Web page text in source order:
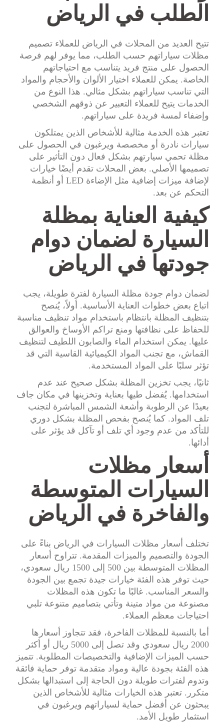
الطلب في الرياض
تتيح العديد من المحلات في الرياض للعملاء تصميم
مظلات سياراتهم حسب الطلب، مما يوفر لهم فرصة
الحصول على منتج فريد يتناسب مع احتياجاتهم
الخاصة. يمكن للعملاء اختيار الألوان والأحجام والمواد
التي تناسب سياراتهم بشكل مثالي. هذا النوع من
الخدمات يتيح للعملاء التعبير عن ذوقهم الشخصي
وإضفاء لمسة فريدة على سياراتهم.
تعتبر هذه الخدمة مثالية للأشخاص الذين يمتلكون
سيارات نادرة أو مخصصة ويرغبون في الحصول على
مظلة تحمي سيارتهم بشكل فعال دون التأثير على
تصميمها الأصلي. بعض المحلات تقدم أيضًا خيارات
لإضافة ميزات إضافية مثل الإضاءة LED أو أنظمة
التحكم عن بعد.
كيفية العناية بمظلة
السيارة لضمان دوام
جودتها في الرياض
لضمان دوام جودة مظلة السيارة لفترة طويلة، يجب
اتباع بعض خطوات العناية الأساسية. أولاً، يُنصح
بتنظيف المظلة بانتظام باستخدام مواد تنظيف مناسبة
للحفاظ على نظافتها ومنع تراكم الأوساخ والعوالق
عليها. يمكن استخدام الماء والصابون اللطيف لتنظيف
القماش، مع تجنب المواد الكيميائية القاسية التي قد
تؤثر سلبًا على المواد المستخدمة.
ثانيًا، يجب تخزين المظلة بشكل صحيح عند عدم
استخدامها. يُفضل طيها بعناية وتخزينها في مكان جاف
بعيدًا عن الرطوبة وأشعة الشمس المباشرة لتجنب
تلف المواد. كما يُنصح بفحص المظلة بشكل دوري
للتأكد من عدم وجود أي تلف أو تآكل قد يؤثر على
أدائها.
أسعار مظلات
السيارات المتوسطة
والفاخرة في الرياض
تختلف أسعار مظلات السيارات في الرياض بناءً على
الجودة والتصميم والميزات المقدمة. تتراوح أسعار
المظلات المتوسطة بين 500 إلى 1500 ريال سعودي،
حيث توفر هذه الفئة خيارات جيدة تجمع بين الجودة
والسعر المناسب. غالبًا ما تكون هذه المظلات
مصنوعة من مواد متينة وتأتي بتصاميم متنوعة تلبي
احتياجات معظم العملاء.
أما بالنسبة للمظلات الفاخرة، فقد تتجاوز أسعارها
2000 ريال سعودي وقد تصل إلى 5000 ريال أو أكثر
حسب الميزات الإضافية والتخصيصات المطلوبة. تتميز
هذه الفئة بجودة عالية ومواد متقدمة توفر حماية فائقة
وتدوم لفترات طويلة دون الحاجة إلى استبدالها بشكل
متكرر. تعتبر هذه الخيارات مثالية للأشخاص الذين
يبحثون عن أفضل حماية لسياراتهم ويرغبون في
استثمار طويل الأمد.